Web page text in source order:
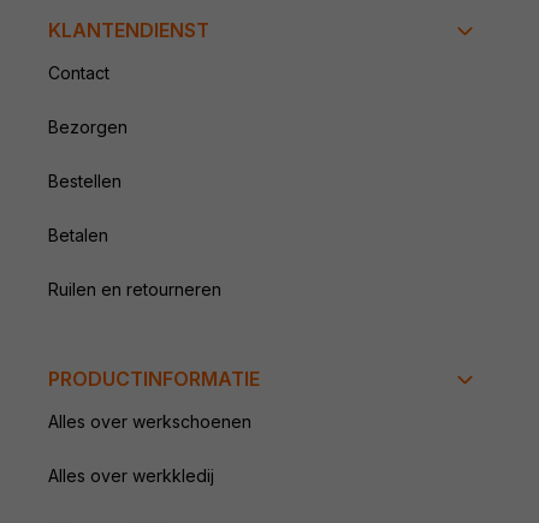
KLANTENDIENST
Contact
Bezorgen
Bestellen
Betalen
Ruilen en retourneren
PRODUCTINFORMATIE
Alles over werkschoenen
Alles over werkkledij